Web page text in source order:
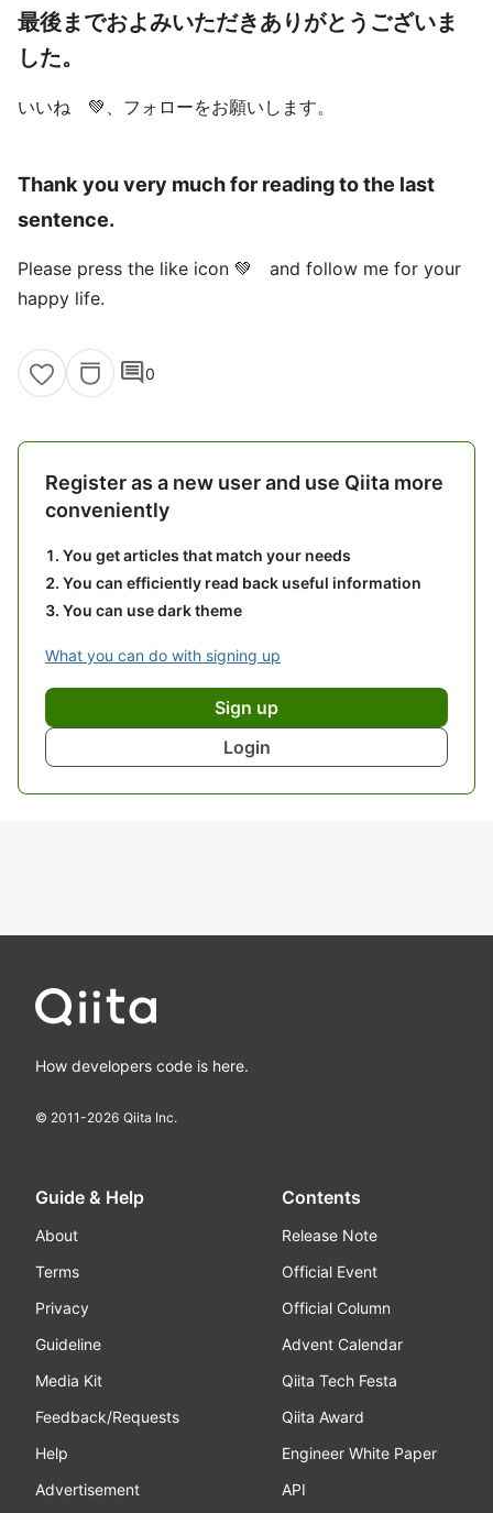
最後までおよみいただきありがとうございま
した。
いいね 💚、フォローをお願いします。
Thank you very much for reading to the last
sentence.
Please press the like icon 💚 and follow me for your
happy life.
comment0
Register as a new user and use Qiita more
conveniently
You get articles that match your needs
You can efficiently read back useful information
You can use dark theme
What you can do with signing up
Sign up
Login
How developers code is here.
© 2011-2026 Qiita Inc.
Guide & Help
About
Terms
Privacy
Guideline
Media Kit
Feedback/Requests
Help
Advertisement
Contents
Release Note
Official Event
Official Column
Advent Calendar
Qiita Tech Festa
Qiita Award
Engineer White Paper
API